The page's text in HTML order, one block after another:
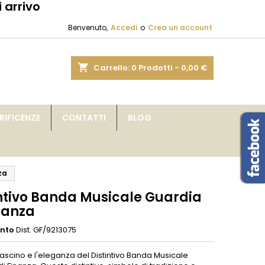
arrivo
Benvenuto, Accedi o Crea un account
shopping_cart Carrello: 0 Prodotti - 0,00 €
CONTATTI BLOG
Banda Musicale Guardia
Dist. GF/9213075
e l'eleganza del Distintivo Banda Musicale